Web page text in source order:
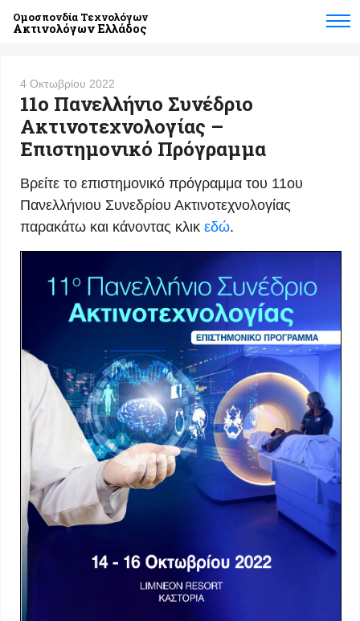
Ομοσπονδία Τεχνολόγων
Ακτινολόγων Ελλάδος
4 Οκτωβρίου 2022
11ο Πανελλήνιο Συνέδριο
Ακτινοτεχνολογίας –
Επιστημονικό Πρόγραμμα
Βρείτε το επιστημονικό πρόγραμμα του 11ου
Πανελλήνιου Συνεδρίου Ακτινοτεχνολογίας
παρακάτω και κάνοντας κλικ εδώ.